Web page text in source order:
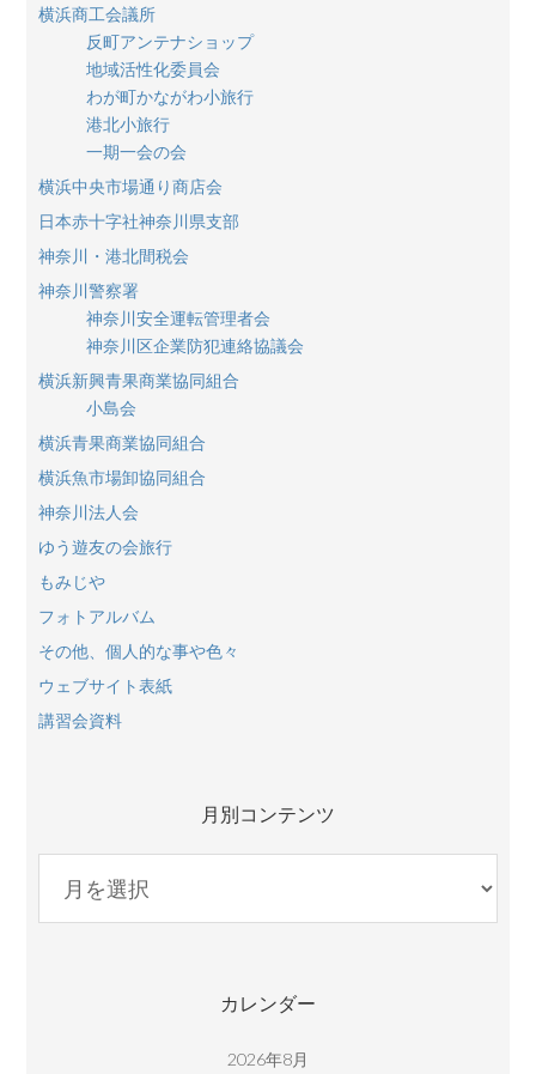
横浜商工会議所
反町アンテナショップ
地域活性化委員会
わが町かながわ小旅行
港北小旅行
一期一会の会
横浜中央市場通り商店会
日本赤十字社神奈川県支部
神奈川・港北間税会
神奈川警察署
神奈川安全運転管理者会
神奈川区企業防犯連絡協議会
横浜新興青果商業協同組合
小島会
横浜青果商業協同組合
横浜魚市場卸協同組合
神奈川法人会
ゆう遊友の会旅行
もみじや
フォトアルバム
その他、個人的な事や色々
ウェブサイト表紙
講習会資料
月別コンテンツ
コ
カレンダー
2026年8月